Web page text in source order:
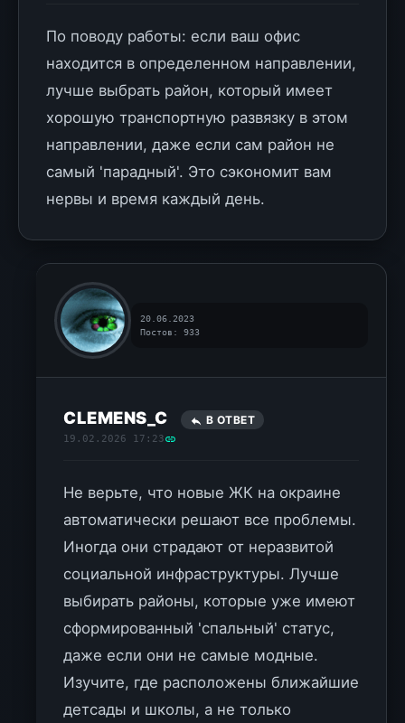
По поводу работы: если ваш офис
находится в определенном направлении,
лучше выбрать район, который имеет
хорошую транспортную развязку в этом
направлении, даже если сам район не
самый 'парадный'. Это сэкономит вам
нервы и время каждый день.
20.06.2023
Постов: 933
CLEMENS_C В ОТВЕТ
19.02.2026 17:23
Не верьте, что новые ЖК на окраине
автоматически решают все проблемы.
Иногда они страдают от неразвитой
социальной инфраструктуры. Лучше
выбирать районы, которые уже имеют
сформированный 'спальный' статус,
даже если они не самые модные.
Изучите, где расположены ближайшие
детсады и школы, а не только